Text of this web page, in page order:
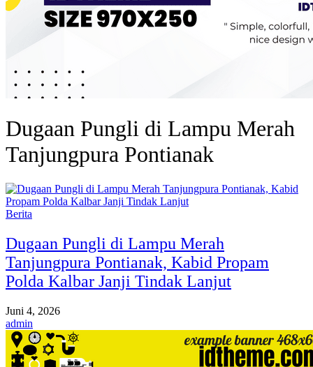
Dugaan Pungli di Lampu Merah
Tanjungpura Pontianak
Berita
Dugaan Pungli di Lampu Merah
Tanjungpura Pontianak, Kabid Propam
Polda Kalbar Janji Tindak Lanjut
Juni 4, 2026
admin